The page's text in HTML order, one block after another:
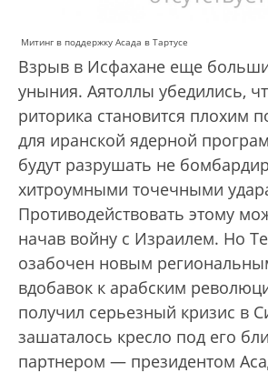
Митинг в поддержку Асада в Тартусе
Взрыв в Исфахане еще
уныния. Аятоллы убедились,
риторика становится плохим
для иранской ядерной
будут разрушать не
хитроумными точечными
Противодействовать этому
начав войну с Израилем. Но
озабочен новым
вдобавок к арабским
получил серьезный кризис в
зашаталось кресло под его
партнером — президентом